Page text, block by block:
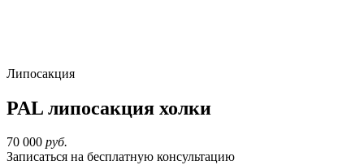
Липосакция
PAL липосакция холки
70 000 руб.
Записаться на бесплатную консультацию